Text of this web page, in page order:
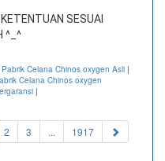
SESUAI
^_^
Pabrik Celana Chinos oxygen Asli |
Celana Chinos oxygen
|
2 3 ... 1917